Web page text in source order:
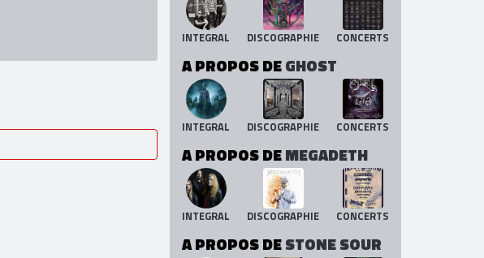
INTEGRAL DISCOGRAPHIE CONCERTS
A PROPOS DEGHOST
INTEGRAL DISCOGRAPHIE CONCERTS
A PROPOS DEMEGADETH
INTEGRAL DISCOGRAPHIE CONCERTS
A PROPOS DESTONE SOUR